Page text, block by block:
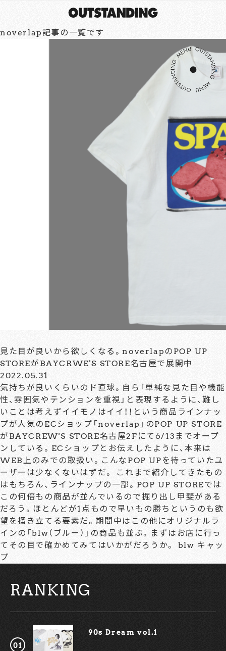
noverlap記事の一覧です
見た目が良いから欲しくなる。noverlapのPOP UP
STOREがBAYCRWE'S STORE名古屋で展開中
2022.05.31
気持ちが良いくらいのド直球。自ら「単純な見た目や機能
性、雰囲気やテンションを重視」と表現するように、難し
いことは考えずイイモノはイイ！！という商品ラインナッ
プが人気のECショップ「noverlap」のPOP UP STORE
がBAYCREW'S STORE名古屋2Fにて6/13までオープ
ンしている。ECショップとお伝えしたように、本来は
WEB上のみでの取扱い。こんなPOP UPを待っていたユ
ーザーは少なくないはずだ。 これまで紹介してきたもの
はもちろん、ラインナップの一部。POP UP STOREでは
この何倍もの商品が並んでいるので掘り出し甲斐がある
だろう。ほとんどが1点もので早いもの勝ちというのも欲
望を掻き立てる要素だ。期間中はこの他にオリジナルラ
インの「blw（ブルー）」の商品も並ぶ。まずはお店に行っ
てその目で確かめてみてはいかがだろうか。 blw キャッ
プ
RANKING
90s Dream vol.1￼